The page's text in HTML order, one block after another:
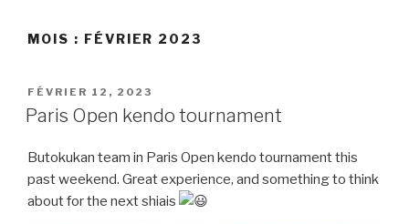
MOIS : FÉVRIER 2023
POSTED
ON
FÉVRIER 12, 2023
Paris Open kendo tournament
Butokukan team in Paris Open kendo tournament this
past weekend. Great experience, and something to think
about for the next shiais